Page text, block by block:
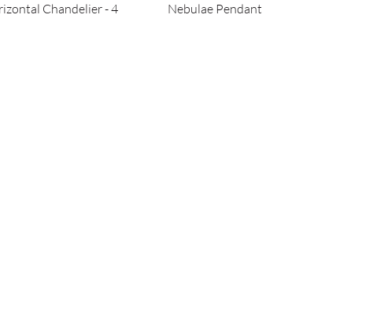
Chandelier - 4
Nebulae Pendant